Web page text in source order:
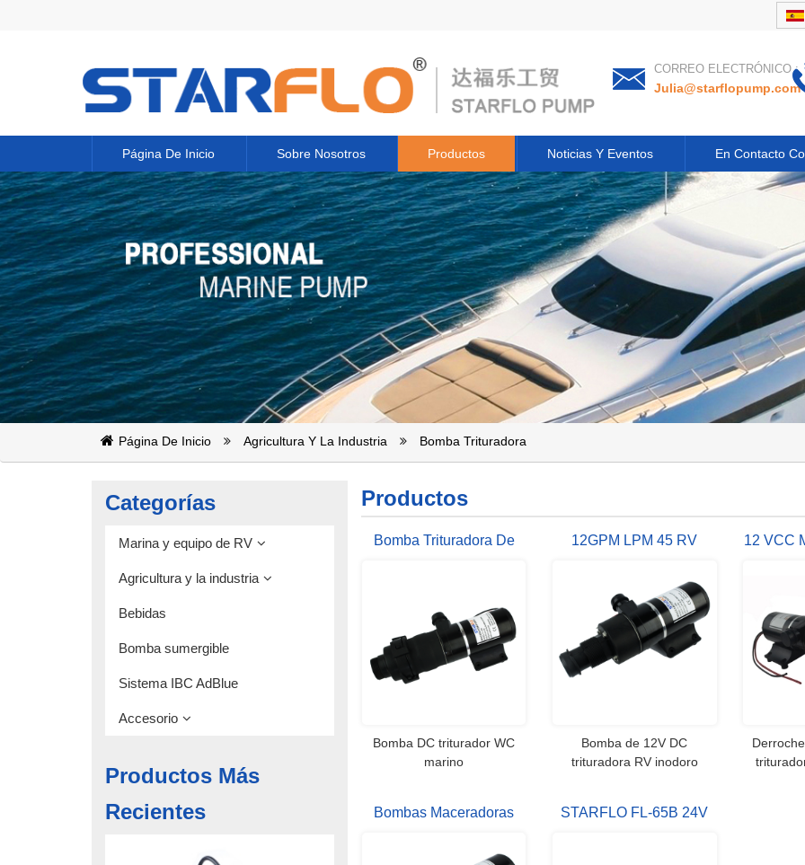
CORREO ELECTRÓNICO :
Julia@starflopump.com
Página De Inicio Sobre Nosotros Productos Noticias Y Eventos En Contacto
Página De Inicio Agricultura Y La Industria Bomba Trituradora
Categorías
Marina y equipo de RV
Agricultura y la industria
Bebidas
Bomba sumergible
Sistema IBC AdBlue
Accesorio
Productos Más
Recientes
Productos
Bomba Trituradora De
Bomba DC triturador WC
marino
12GPM LPM 45 RV
Bomba de 12V DC
trituradora RV inodoro
12 VCC
Bombas Maceradoras
STARFLO FL-65B 24V